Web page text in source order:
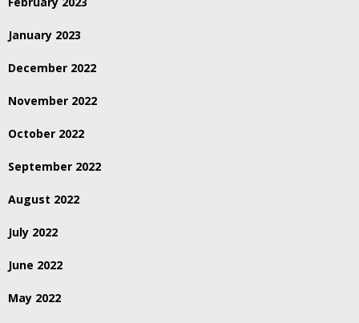
January 2023
December 2022
November 2022
October 2022
September 2022
August 2022
July 2022
June 2022
May 2022